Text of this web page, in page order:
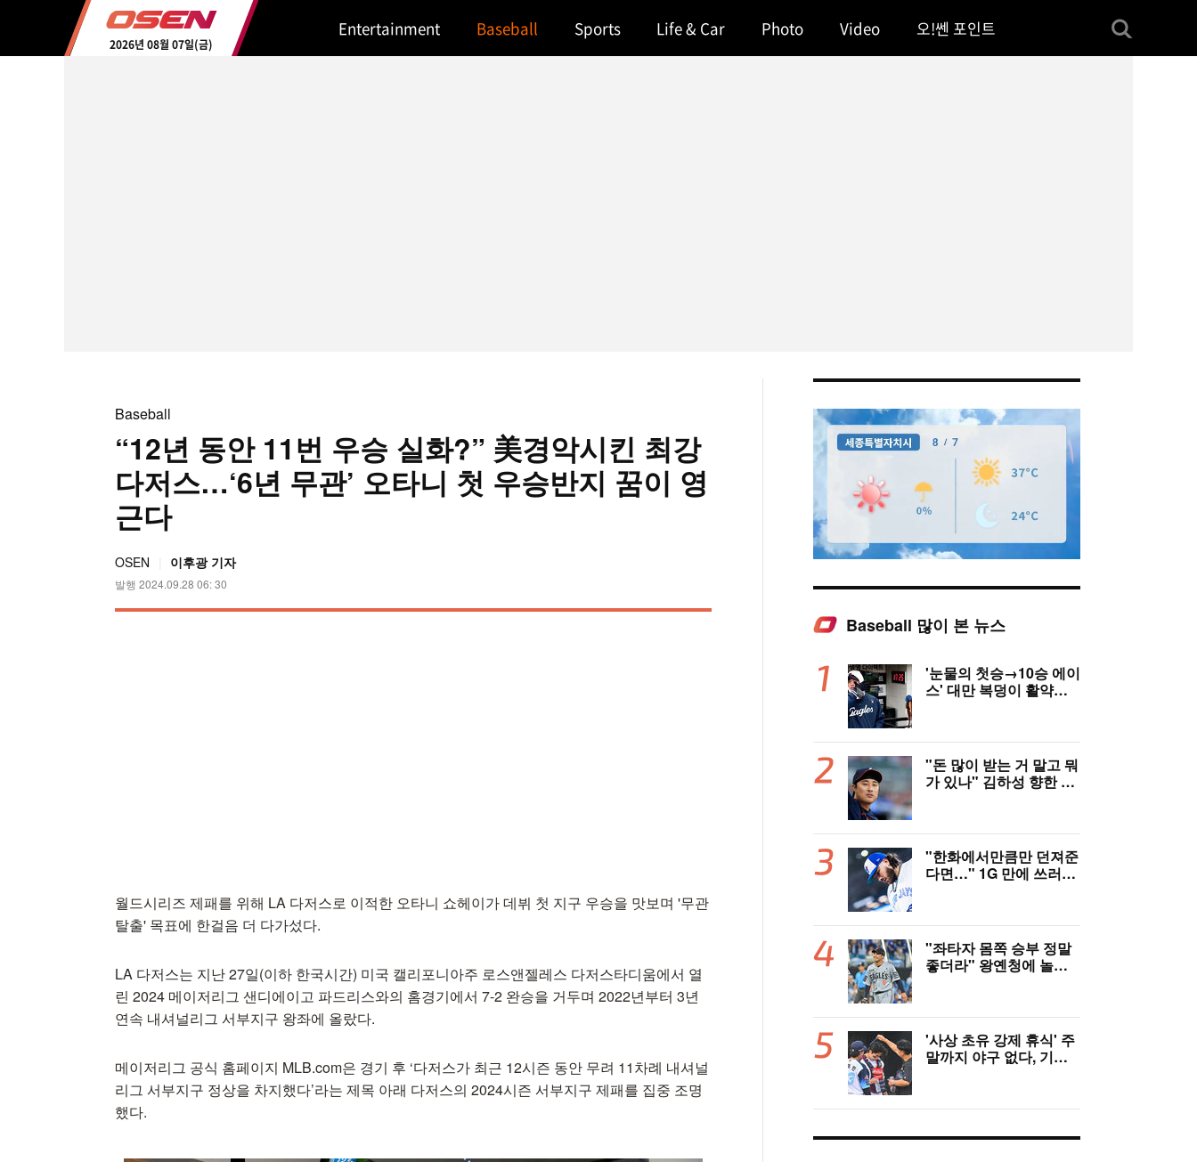
2026년 08월 07일(금)
Entertainment Baseball Sports Life & Car Photo Video 오!쎈 포인트
Baseball
“12년 동안 11번 우승 실화?” 美경악시킨 최강
다저스…‘6년 무관’ 오타니 첫 우승반지 꿈이 영
근다
OSEN 이후광 기자
발행 2024.09.28 06: 30
월드시리즈 제패를 위해 LA 다저스로 이적한 오타니 쇼헤이가 데뷔 첫 지구 우승을 맛보며 '무관
탈출' 목표에 한걸음 더 다가섰다.
LA 다저스는 지난 27일(이하 한국시간) 미국 캘리포니아주 로스앤젤레스 다저스타디움에서 열
린 2024 메이저리그 샌디에이고 파드리스와의 홈경기에서 7-2 완승을 거두며 2022년부터 3년
연속 내셔널리그 서부지구 왕좌에 올랐다.
메이저리그 공식 홈페이지 MLB.com은 경기 후 ‘다저스가 최근 12시즌 동안 무려 11차례 내셔널
리그 서부지구 정상을 차지했다’라는 제목 아래 다저스의 2024시즌 서부지구 제패를 집중 조명
했다.
Baseball 많이 본 뉴스
'눈물의 첫승→10승 에이
스' 대만 복덩이 활약에
"돈 많이 받는 거 말고 뭐
가 있나" 김하성 향한 현
판
"한화에서만큼만 던져준
다면…" 1G 만에 쓰러진
"좌타자 몸쪽 승부 정말
좋더라" 왕옌청에 놀란
위 좋아지고 안정감 생겼
다" [오!쎈 대구]
'사상 초유 강제 휴식' 주
말까지 야구 없다, 기록
시 개시 [공식발표]